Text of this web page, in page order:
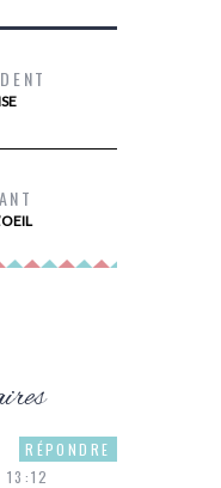
PRIMMÉA
RÉPONDRE